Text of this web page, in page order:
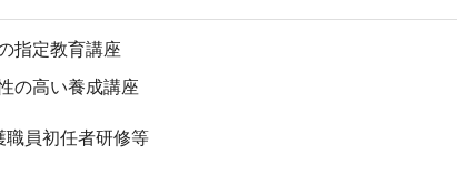
指定教育講座
の高い養成講座
職員初任者研修等